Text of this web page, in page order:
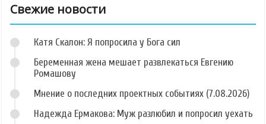
Свежие новости
Катя Скалон: Я попросила у Бога сил
Беременная жена мешает развлекаться Евгению
Ромашову
Мнение о последних проектных событиях (7.08.2026)
Надежда Ермакова: Муж разлюбил и попросил уехать